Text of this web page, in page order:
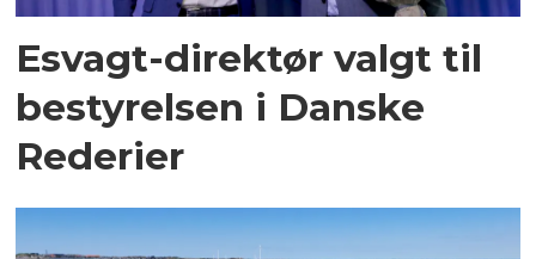
Esvagt-direktør valgt til
bestyrelsen i Danske
Rederier